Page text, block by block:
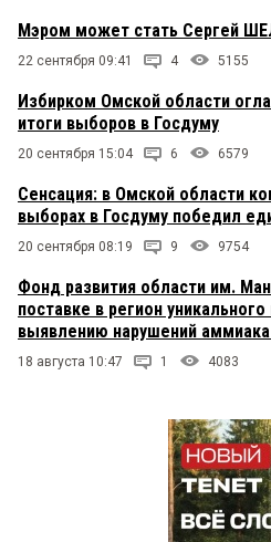
Мэром может стать Сергей
22 сентября 09:41 4 5155
Избирком Омской области
итоги выборов в Госдуму
20 сентября 15:04 6 6579
Сенсация: в Омской области
выборах в Госдуму победил
20 сентября 08:19 9 9754
Фонд развития области им.
поставке в регион
выявлению нарушений
18 августа 10:47 1 4083